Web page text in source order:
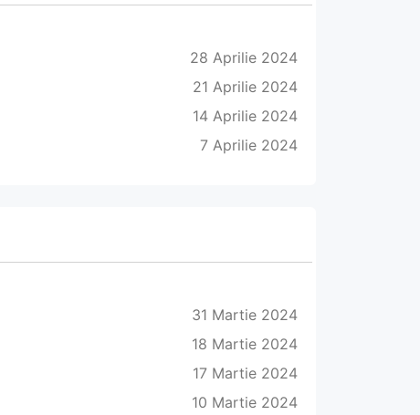
28 Aprilie 2024
21 Aprilie 2024
14 Aprilie 2024
7 Aprilie 2024
31 Martie 2024
18 Martie 2024
17 Martie 2024
10 Martie 2024